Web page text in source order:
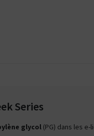
Series
glycol (PG) dans les